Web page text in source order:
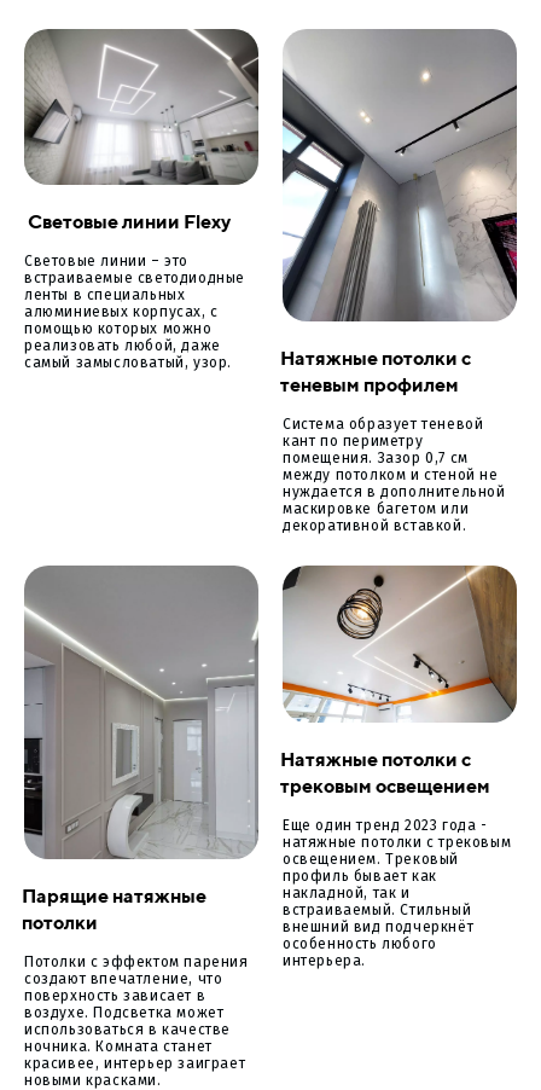
Световые линии Flexy
Световые линии – это
встраиваемые светодиодные
ленты в специальных
алюминиевых корпусах, с
помощью которых можно
реализовать любой, даже
самый замысловатый, узор.
Натяжные потолки с
теневым профилем
Система образует теневой
кант по периметру
помещения. Зазор 0,7 см
между потолком и стеной не
нуждается в дополнительной
маскировке багетом или
декоративной вставкой.
Парящие натяжные
потолки
Потолки с эффектом парения
создают впечатление, что
поверхность зависает в
воздухе. Подсветка может
использоваться в качестве
ночника. Комната станет
красивее, интерьер заиграет
новыми красками.
Натяжные потолки с
трековым освещением
Еще один тренд 2023 года -
натяжные потолки с трековым
освещением. Трековый
профиль бывает как
накладной, так и
встраиваемый. Стильный
внешний вид подчеркнёт
особенность любого
интерьера.